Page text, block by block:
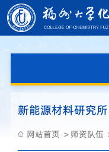
新能源材料研究所
网站首页 师资队伍